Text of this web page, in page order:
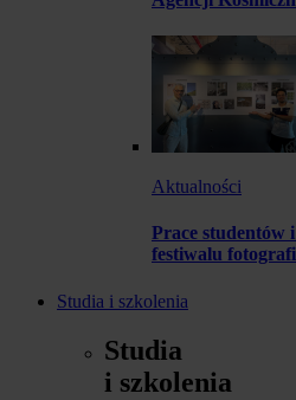
Aktualności
Prace studentów
festiwalu
Studia i szkolenia
Studia
i szkolenia